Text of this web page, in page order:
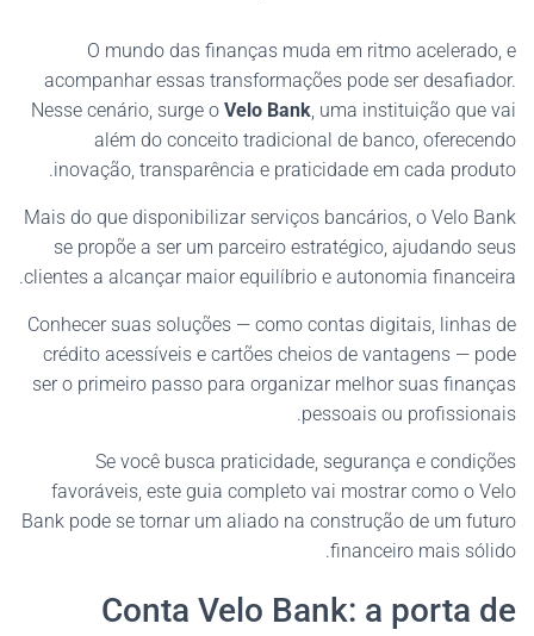
O mundo das finanças muda em ritmo acelerado, e
acompanhar essas transformações pode ser desafiador.
Nesse cenário, surge o Velo Bank, uma instituição que vai
além do conceito tradicional de banco, oferecendo
inovação, transparência e praticidade em cada produto.
Mais do que disponibilizar serviços bancários, o Velo Bank
se propõe a ser um parceiro estratégico, ajudando seus
clientes a alcançar maior equilíbrio e autonomia financeira.
Conhecer suas soluções — como contas digitais, linhas de
crédito acessíveis e cartões cheios de vantagens — pode
ser o primeiro passo para organizar melhor suas finanças
pessoais ou profissionais.
Se você busca praticidade, segurança e condições
favoráveis, este guia completo vai mostrar como o Velo
Bank pode se tornar um aliado na construção de um futuro
financeiro mais sólido.
Conta Velo Bank: a porta de